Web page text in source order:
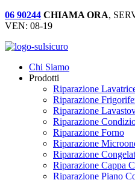
06 90244 CHIAMA ORA,
VEN: 08-19
Chi Siamo
Prodotti
Riparazione
Riparazione
Riparazione
Riparazione
Riparazione Forno
Riparazione
Riparazione
Riparazione Cappa
Riparazione Piano